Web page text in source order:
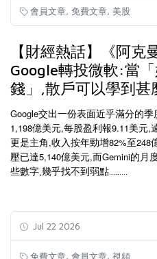
會員文章 免費文章 美股
【財經熱話】《阿克
Google轉投微軟:當
錢」,散戶可以學到甚
Google交出一份表面近乎滿分的季
1,198億美元,每股盈利報9.11美元,
更是主角,收入按年勁增82%至248
壓已達5,140億美元,而Gemini的月
些數字,幾乎找不到弱點.........
Jul 22 2026
免費文章, 會員文章, 視頻